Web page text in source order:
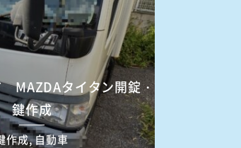
MAZDAタイタン開錠・
鍵作成
作成, 自動車